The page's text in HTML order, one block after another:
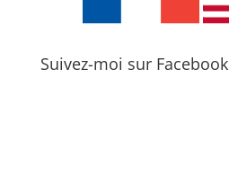
Suivez-moi sur Facebook